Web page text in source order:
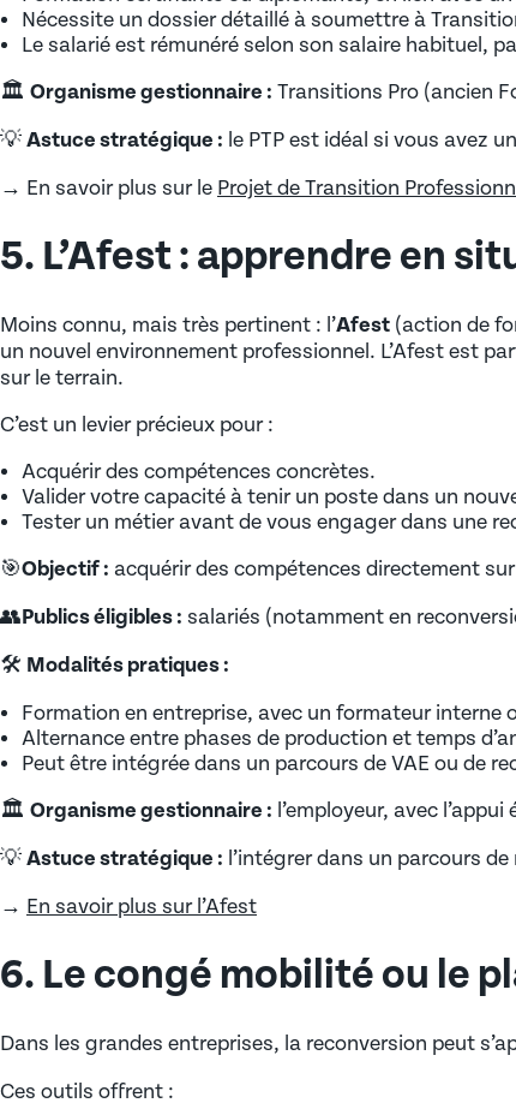
Nécessite un dossier détaillé à soumettre à
Le salarié est rémunéré selon son salaire habituel,
🏛️ Organisme gestionnaire : Transitions Pro (ancien
💡 Astuce stratégique : le PTP est idéal si vous avez
→ En savoir plus sur le Projet de Transition
5. L’Afest : apprendre en
Moins connu, mais très pertinent : l’Afest (action de
un nouvel environnement professionnel. L’Afest est
sur le terrain.
C’est un levier précieux pour :
Acquérir des compétences concrètes.
Valider votre capacité à tenir un poste dans un
Tester un métier avant de vous engager dans une
🎯Objectif : acquérir des compétences directement
👥Publics éligibles : salariés (notamment en
🛠️ Modalités pratiques :
Formation en entreprise, avec un formateur interne
Alternance entre phases de production et temps
Peut être intégrée dans un parcours de VAE ou de
🏛️ Organisme gestionnaire : l’employeur, avec
💡 Astuce stratégique : l’intégrer dans un parcours
→ En savoir plus sur l’Afest
6. Le congé mobilité ou le
Dans les grandes entreprises, la reconversion peut
Ces outils offrent :